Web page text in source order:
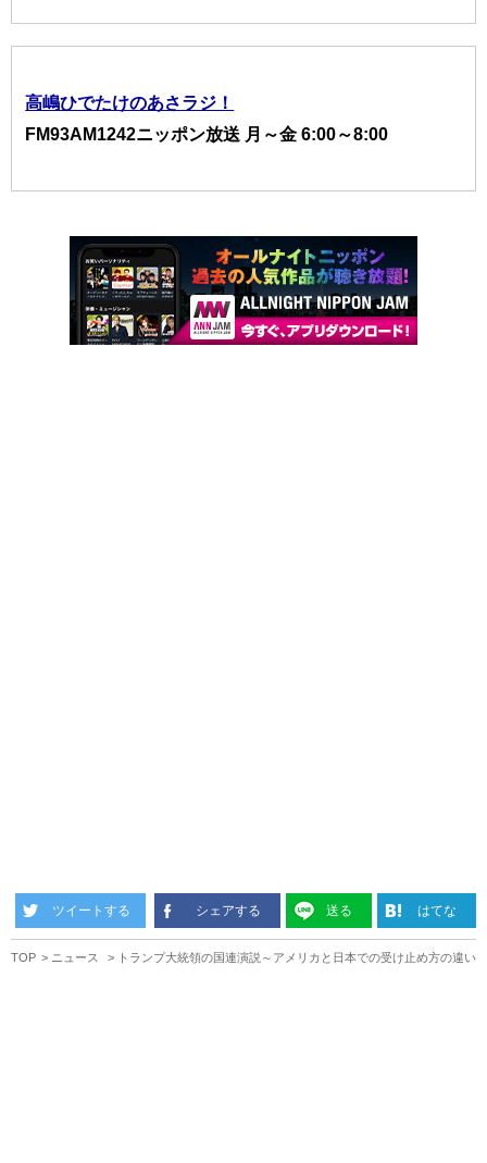
高嶋ひでたけのあさラジ！
FM93AM1242ニッポン放送 月～金 6:00～8:00
ツイートする シェアする 送る はてな
TOP ニュース トランプ大統領の国連演説～アメリカと日本での受け止め方の違い